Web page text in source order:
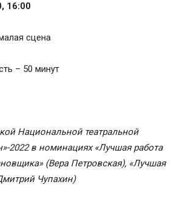
16:00
сцена
– 50 минут
Национальной театральной
2022 в номинациях «Лучшая работа
(Вера Петровская), «Лучшая
Чупахин)